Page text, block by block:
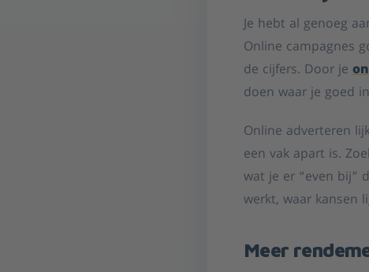
Je hebt al genoeg
Online campagnes
de cijfers. Door je
doen waar je goed
Online adverteren
een vak apart is.
wat je er “even bij”
werkt, waar kansen
Meer